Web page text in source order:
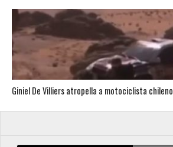
Giniel De Villiers atropella a motociclista chileno